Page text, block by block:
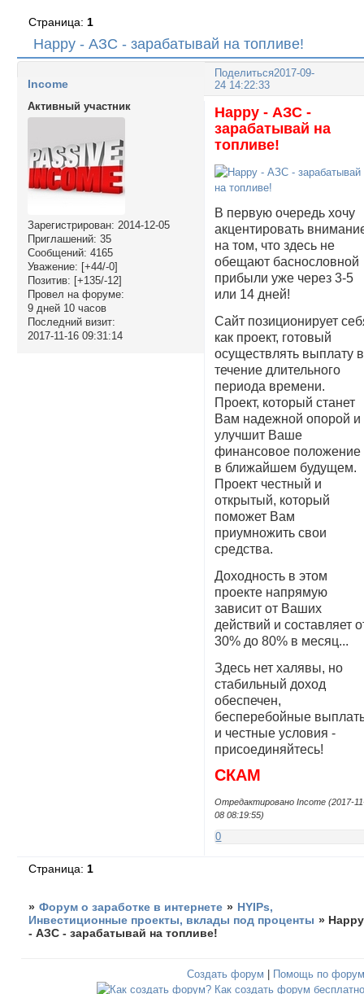
Happy - АЗС - зарабатывай на топливе!
Страница: 1
Поделиться2017-09-
24 14:22:33
Income
Активный участник
Зарегистрирован: 2014-12-05
Приглашений: 35
Сообщений: 4165
Уважение: [+44/-0]
Позитив: [+135/-12]
Провел на форуме:
9 дней 10 часов
Последний визит:
2017-11-16 09:31:14
Happy - АЗС -
зарабатывай на
топливе!
В первую очередь хочу
акцентировать
на том, что здесь не
обещают баснословной
прибыли уже через 3-5
или 14 дней!
Сайт позиционирует
как проект, готовый
осуществлять выплату в
течение длительного
периода времени.
Проект, который станет
Вам надежной опорой и
улучшит Ваше
финансовое положение
в ближайшем будущем.
Проект честный и
открытый, который
поможет Вам
приумножить свои
средства.
Доходность в этом
проекте напрямую
зависит от Ваших
действий и составляет
30% до 80% в месяц...
Здесь нет халявы, но
стабильный доход
обеспечен,
бесперебойные
и честные условия -
присоединяйтесь!
СКАМ
Отредактировано Income (2017-
08 08:19:55)
0
Страница: 1
» Форум о заработке в интернете » HYIPs,
Инвестиционные проекты, вклады под проценты » Happy
- АЗС - зарабатывай на топливе!
Создать форум | Помощь по